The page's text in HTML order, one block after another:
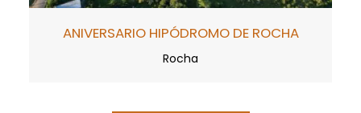
ANIVERSARIO HIPÓDROMO DE ROCHA
Rocha